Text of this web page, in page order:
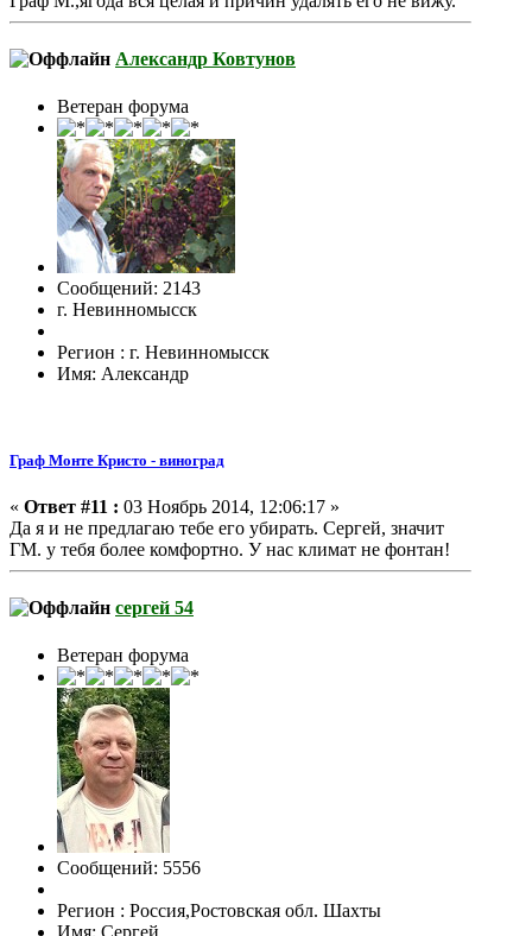
Александр Ковтунов
Ветеран форума
Сообщений: 2143
г. Невинномысск
Регион : г. Невинномысск
Имя: Александр
Граф Монте Кристо - виноград
« Ответ #11 : 03 Ноябрь 2014, 12:06:17 »
Да я и не предлагаю тебе его убирать. Сергей, значит
ГМ. у тебя более комфортно. У нас климат не фонтан!
сергей 54
Ветеран форума
Сообщений: 5556
Регион : Россия,Ростовская обл. Шахты
Имя: Сергей